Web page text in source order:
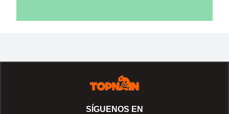
SÍGUENOS EN